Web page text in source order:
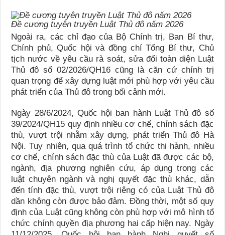
Đề cương tuyên truyền Luật Thủ đô năm 2026
Ngoài ra, các chỉ đạo của Bộ Chính trị, Ban Bí thư,
Chính phủ, Quốc hội và đồng chí Tổng Bí thư, Chủ
tịch nước về yêu cầu rà soát, sửa đổi toàn diện Luật
Thủ đô số 02/2026/QH16 cũng là căn cứ chính trị
quan trọng để xây dựng luật mới phù hợp với yêu cầu
phát triển của Thủ đô trong bối cảnh mới.
Ngày 28/6/2024, Quốc hội ban hành Luật Thủ đô số
39/2024/QH15 quy định nhiều cơ chế, chính sách đặc
thù, vượt trội nhằm xây dựng, phát triển Thủ đô Hà
Nội. Tuy nhiên, qua quá trình tổ chức thi hành, nhiều
cơ chế, chính sách đặc thù của Luật đã được các bộ,
ngành, địa phương nghiên cứu, áp dụng trong các
luật chuyên ngành và nghị quyết đặc thù khác, dẫn
đến tính đặc thù, vượt trội riêng có của Luật Thủ đô
dần không còn được bảo đảm. Đồng thời, một số quy
định của Luật cũng không còn phù hợp với mô hình tổ
chức chính quyền địa phương hai cấp hiện nay. Ngày